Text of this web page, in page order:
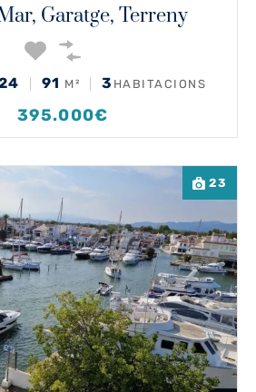
Garatge, Terreny
91 M² 3 HABITACIONS
395.000€
23